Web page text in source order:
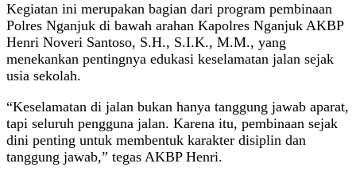
Kegiatan ini merupakan bagian dari program pembinaan
Polres Nganjuk di bawah arahan Kapolres Nganjuk AKBP
Henri Noveri Santoso, S.H., S.I.K., M.M., yang
menekankan pentingnya edukasi keselamatan jalan sejak
usia sekolah.
“Keselamatan di jalan bukan hanya tanggung jawab aparat,
tapi seluruh pengguna jalan. Karena itu, pembinaan sejak
dini penting untuk membentuk karakter disiplin dan
tanggung jawab,” tegas AKBP Henri.